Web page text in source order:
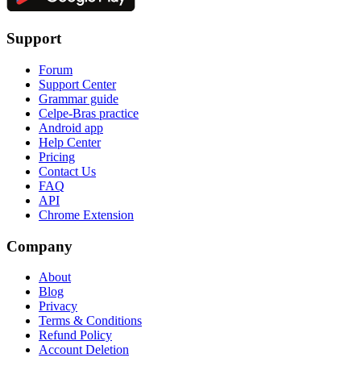
Support
Forum
Support Center
Grammar guide
Celpe-Bras practice
Android app
Help Center
Pricing
Contact Us
FAQ
API
Chrome Extension
Company
About
Blog
Privacy
Terms & Conditions
Refund Policy
Account Deletion